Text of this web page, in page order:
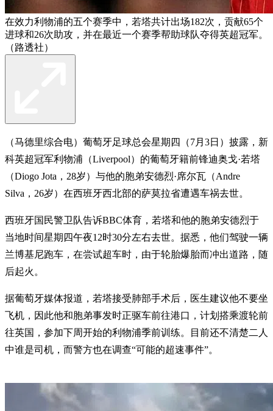
在效力利物浦的五个赛季中，若塔共计出场182次，贡献65个
进球和26次助攻，并在最近一个赛季帮助球队夺得英超冠军。
（路透社）
（马德里综合电）葡萄牙足球总会星期四（7月3日）披露，新
科英超冠军利物浦（Liverpool）的葡萄牙籍前锋迪奥戈·若塔
（Diogo Jota，28岁）与他的胞弟安德烈·席尔瓦（Andre
Silva，26岁）在西班牙西北部的萨莫拉省遭遇车祸去世。
西班牙国民警卫队告诉BBC体育，若塔和他的胞弟安德烈于
当地时间星期四午夜12时30分左右去世。据悉，他们驾驶一辆
兰博基尼跑车，在尝试超车时，由于轮胎爆胎而冲出道路，随
后起火。
据葡萄牙媒体报道，若塔接受肺部手术后，医生建议他不要坐
飞机，因此他和胞弟事发时正驱车前往港口，计划搭乘渡轮前
往英国，参加下周开始的利物浦季前训练。目前还不清楚二人
中谁是司机，而警方也在调查“可能的超速事件”。